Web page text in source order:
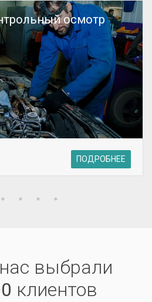
осмотр
ПОДРОБНЕЕ
выбрали
клиентов